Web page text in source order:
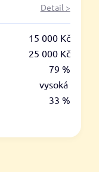
Detail >
15 000 Kč
25 000 Kč
79 %
vysoká
33 %